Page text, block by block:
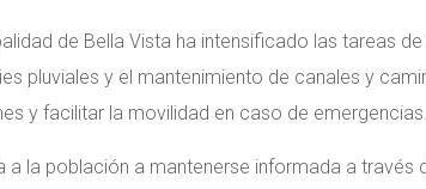
de Bella Vista ha intensificado las tareas
pluviales y el mantenimiento de canales y
y facilitar la movilidad en caso de emergencias.
a la población a mantenerse informada a